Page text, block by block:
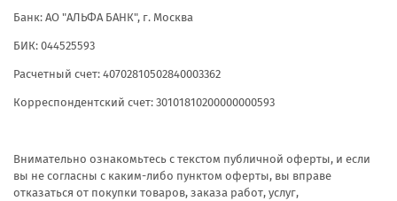
Банк: АО "АЛЬФА БАНК", г. Москва
БИК: 044525593
Расчетный счет: 40702810502840003362
Корреспондентский счет: 30101810200000000593
Внимательно ознакомьтесь с текстом публичной оферты, и если
вы не согласны с каким-либо пунктом оферты, вы вправе
отказаться от покупки товаров, заказа работ, услуг,